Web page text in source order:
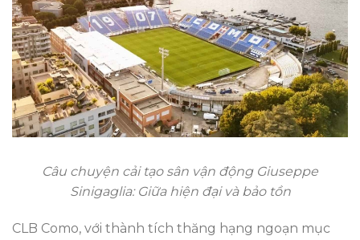
Câu chuyện cải tạo sân vận động Giuseppe
Sinigaglia: Giữa hiện đại và bảo tồn
CLB Como, với thành tích thăng hạng ngoạn mục